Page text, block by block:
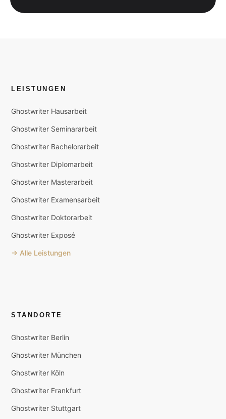
LEISTUNGEN
Ghostwriter Hausarbeit
Ghostwriter Seminararbeit
Ghostwriter Bachelorarbeit
Ghostwriter Diplomarbeit
Ghostwriter Masterarbeit
Ghostwriter Examensarbeit
Ghostwriter Doktorarbeit
Ghostwriter Exposé
→ Alle Leistungen
STANDORTE
Ghostwriter Berlin
Ghostwriter München
Ghostwriter Köln
Ghostwriter Frankfurt
Ghostwriter Stuttgart